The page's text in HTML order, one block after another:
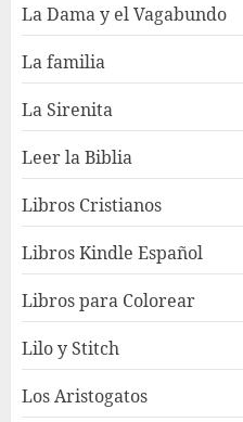
La Dama y el Vagabundo
La familia
La Sirenita
Leer la Biblia
Libros Cristianos
Libros Kindle Español
Libros para Colorear
Lilo y Stitch
Los Aristogatos